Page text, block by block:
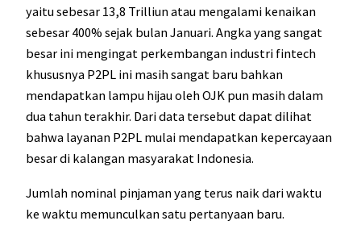
yaitu sebesar 13,8 Trilliun atau mengalami kenaikan
sebesar 400% sejak bulan Januari. Angka yang sangat
besar ini mengingat perkembangan industri fintech
khususnya P2PL ini masih sangat baru bahkan
mendapatkan lampu hijau oleh OJK pun masih dalam
dua tahun terakhir. Dari data tersebut dapat dilihat
bahwa layanan P2PL mulai mendapatkan kepercayaan
besar di kalangan masyarakat Indonesia.
Jumlah nominal pinjaman yang terus naik dari waktu
ke waktu memunculkan satu pertanyaan baru.